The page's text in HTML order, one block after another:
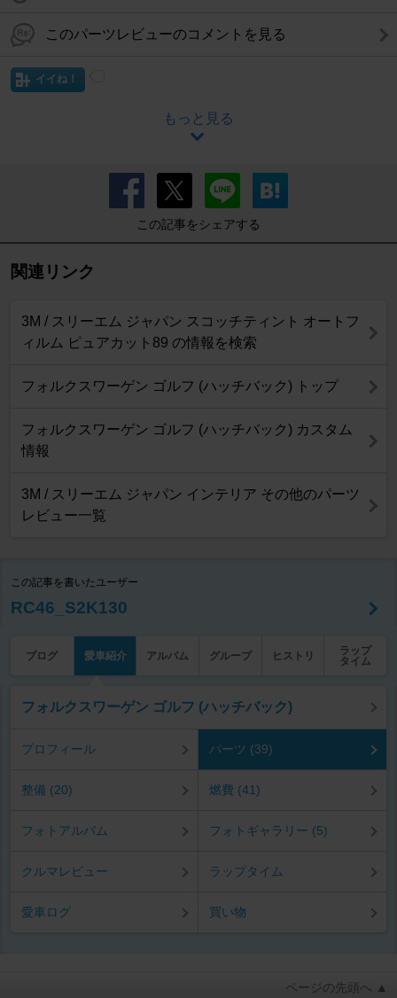
このパーツレビューのコメントを見る
イイね！
もっと見る
この記事をシェアする
関連リンク
3M / スリーエム ジャパン スコッチティント オートフ
ィルム ピュアカット89 の情報を検索
フォルクスワーゲン ゴルフ (ハッチバック) トップ
フォルクスワーゲン ゴルフ (ハッチバック) カスタム
情報
3M / スリーエム ジャパン インテリア その他のパーツ
レビュー一覧
この記事を書いたユーザー
RC46_S2K130
ブログ 愛車紹介 アルバム グループ ヒストリ
ラップ
タイム
フォルクスワーゲン ゴルフ (ハッチバック)
プロフィール パーツ (39)
整備 (20) 燃費 (41)
フォトアルバム フォトギャラリー (5)
クルマレビュー ラップタイム
愛車ログ 買い物
ページの先頭へ ▲